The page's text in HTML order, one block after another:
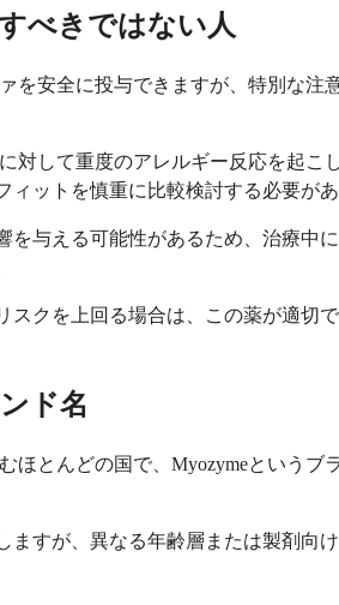
べきではない人
を安全に投与できますが、特別な
対して重度のアレルギー反応を起
ットを慎重に比較検討する必要があ
与える可能性があるため、治療
クを上回る場合は、この薬が適
ド名
とんどの国で、Myozymeという
すが、異なる年齢層または製剤